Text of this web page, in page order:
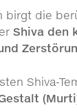
birgt die
Shiva den
Shiva-